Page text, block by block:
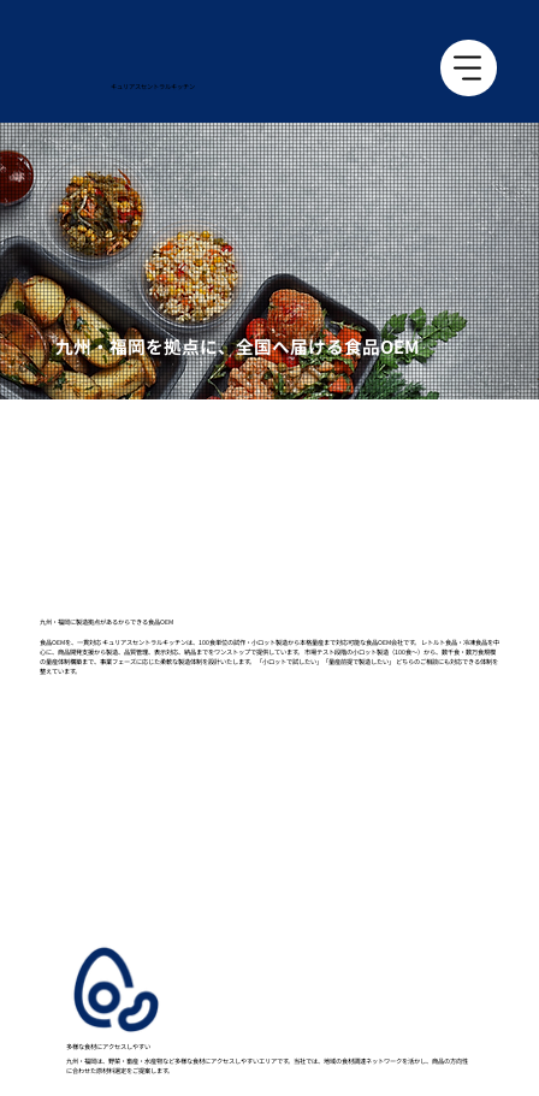
キュリアス​セントラルキッチン
九州・福岡を拠点に、全国へ届ける食品OEM
九州・福岡に製造拠点があるからできる食品OEM
食品OEMを、一貫対応 キュリアスセントラルキッチンは、100食単位の試作・小ロット製造から本格量産まで対応可能な食品OEM会社です。 レトルト食品・冷凍食品を中
心に、商品開発支援から製造、品質管理、表示対応、納品までをワンストップで提供しています。 市場テスト段階の小ロット製造（100食〜）から、数千食・数万食規模
の量産体制構築まで、事業フェーズに応じた柔軟な製造体制を設計いたします。 「小ロットで試したい」「量産前提で製造したい」 どちらのご相談にも対応できる体制を
整えています。
多様な食材にアクセスしやすい
九州・福岡は、野菜・畜産・水産物など多様な食材にアクセスしやすいエリアです。当社では、地域の食材調達ネットワークを活かし、商品の方向性
に合わせた原材料選定をご提案します。